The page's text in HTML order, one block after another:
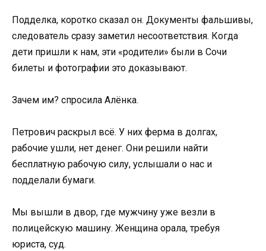
Подделка, коротко сказал он. Документы фальшивы,
следователь сразу заметил несоответствия. Когда
дети пришли к нам, эти «родители» были в Сочи
билеты и фотографии это доказывают.
Зачем им? спросила Алёнка.
Петрович раскрыл всё. У них ферма в долгах,
рабочие ушли, нет денег. Они решили найти
бесплатную рабочую силу, услышали о нас и
подделали бумаги.
Мы вышли в двор, где мужчину уже везли в
полицейскую машину. Женщина орала, требуя
юриста, суд.